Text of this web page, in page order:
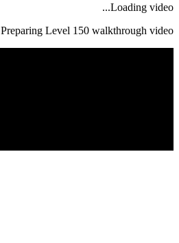
Loading video...
Preparing Level 150 walkthrough video